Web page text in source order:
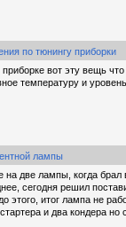
по тюнингу приборки
вот эту вещь
температуру и
лампы
две лампы, когда брал
сегодня решил
итог лампа не
и два кондера но